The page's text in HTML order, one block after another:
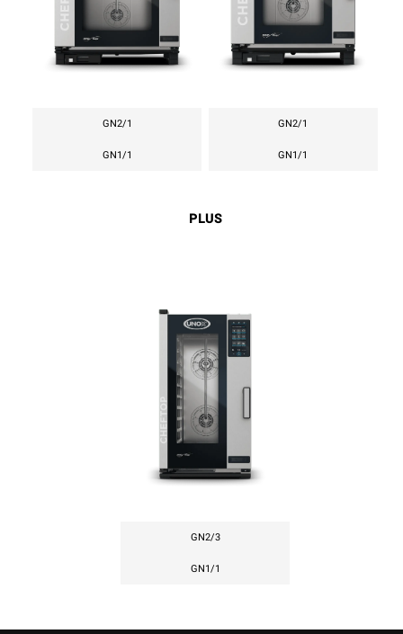
GN2/1
GN1/1
GN2/1
GN1/1
PLUS
GN2/3
GN1/1